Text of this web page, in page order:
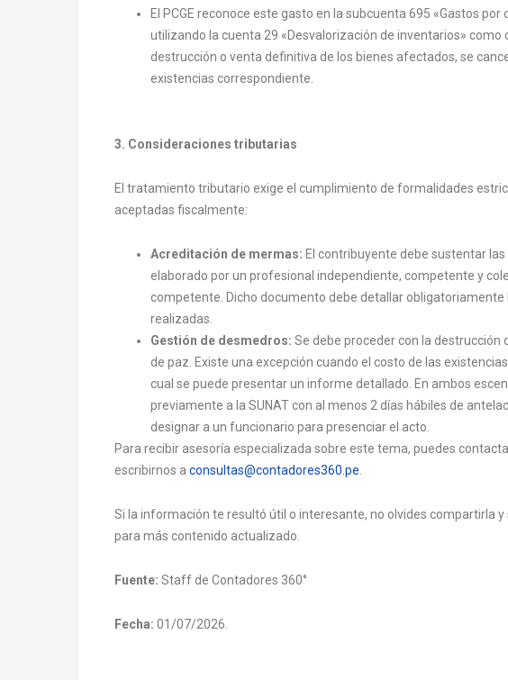
El PCGE reconoce este gasto en la subcuenta 695 «Gastos
utilizando la cuenta 29 «Desvalorización de inventarios»
destrucción o venta definitiva de los bienes afectados, se
existencias correspondiente.
3. Consideraciones tributarias
El tratamiento tributario exige el cumplimiento de formalidades
aceptadas fiscalmente:
Acreditación de mermas: El contribuyente debe sustentar
elaborado por un profesional independiente, competente y
competente. Dicho documento debe detallar
realizadas.
Gestión de desmedros: Se debe proceder con la destrucción
de paz. Existe una excepción cuando el costo de las
cual se puede presentar un informe detallado. En ambos
previamente a la SUNAT con al menos 2 días hábiles de
designar a un funcionario para presenciar el acto.
Para recibir asesoría especializada sobre este tema, puedes
escribirnos a consultas@contadores360.pe
Si la información te resultó útil o interesante, no olvides compartirla
para más contenido actualizado.
Fuente: Staff de Contadores 360°
Fecha: 01/07/2026.